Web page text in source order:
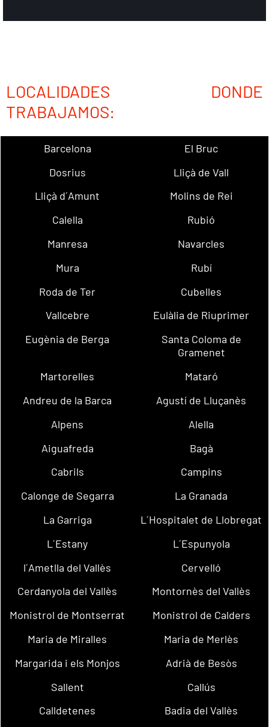
LOCALIDADES DONDE
TRABAJAMOS:
Barcelona
El Bruc
Dosrius
Lliçà de Vall
Lliçà d´Amunt
Molins de Rei
Calella
Rubió
Manresa
Navarcles
Mura
Rubí
Roda de Ter
Cubelles
Vallcebre
Eulàlia de Riuprimer
Eugènia de Berga
Santa Coloma de
Gramenet
Martorelles
Mataró
Andreu de la Barca
Agustí de Lluçanès
Alpens
Alella
Aiguafreda
Bagà
Cabrils
Campins
Calonge de Segarra
La Granada
La Garriga
L´Hospitalet de Llobregat
L´Estany
L´Espunyola
l´Ametlla del Vallès
Cervelló
Cerdanyola del Vallès
Montornès del Vallès
Monistrol de Montserrat
Monistrol de Calders
Maria de Miralles
Maria de Merlès
Margarida i els Monjos
Adrià de Besòs
Sallent
Callús
Calldetenes
Badia del Vallès